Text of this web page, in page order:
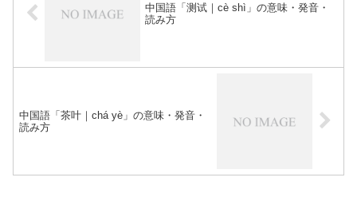
中国語「测试｜cè shì」の意味・発音・
読み方
中国語「茶叶｜chá yè」の意味・発音・
読み方